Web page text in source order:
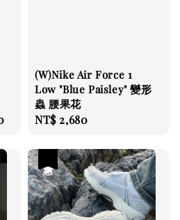
(W)Nike Air Force 1
Low "Blue Paisley" 變形
蟲 腰果花
Regular
NT$ 2,680